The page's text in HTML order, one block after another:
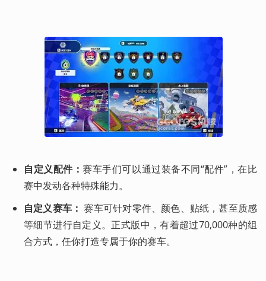
自定义配件：赛车手们可以通过装备不同“配件”，在比
赛中发动各种特殊能力。
自定义赛车： 赛车可针对零件、颜色、贴纸，甚至质感
等细节进行自定义。正式版中，有着超过70,000种的组
合方式，任你打造专属于你的赛车。